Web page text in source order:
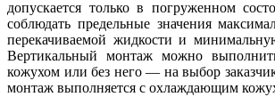
допускается только в погруженном
соблюдать предельные значения
перекачиваемой жидкости и
Вертикальный монтаж можно
кожухом или без него — на выбор
монтаж выполняется с охлаждающим